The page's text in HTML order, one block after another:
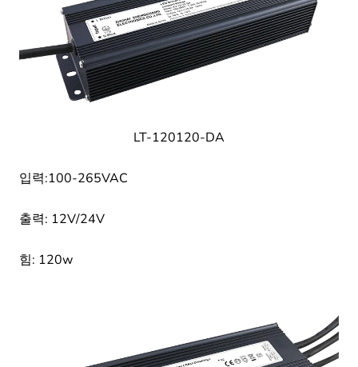
LT-120120-DA
입력:100-265VAC
출력: 12V/24V
힘: 120w